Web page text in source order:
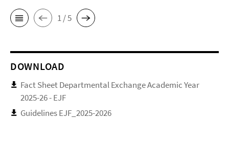
1 / 5
DOWNLOAD
Fact Sheet Departmental Exchange Academic Year
2025-26 - EJF
Guidelines EJF_2025-2026